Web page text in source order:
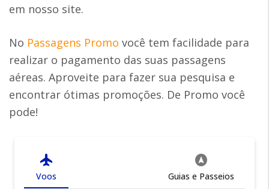
em nosso site.
No Passagens Promo você tem facilidade para
realizar o pagamento das suas passagens
aéreas. Aproveite para fazer sua pesquisa e
encontrar ótimas promoções. De Promo você
pode!
flight
Voos
assistant_navigation
Guias e Passeios